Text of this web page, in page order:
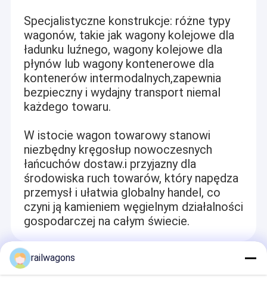
Do domu
Produkty
Specjalistyczne konstrukcje: różne typy
wagonów, takie jak wagony kolejowe dla
ładunku luźnego, wagony kolejowe dla
płynów lub wagony kontenerowe dla
kontenerów intermodalnych,zapewnia
bezpieczny i wydajny transport niemal
każdego towaru.
W istocie wagon towarowy stanowi
niezbędny kręgosłup nowoczesnych
łańcuchów dostaw.i przyjazny dla
środowiska ruch towarów, który napędza
przemysł i ułatwia globalny handel, co
czyni ją kamieniem węgielnym działalności
gospodarczej na całym świecie.
Recommended Products
prywatna firma high-tech przekształcona z fabryki pod chińskim
Ministerstwem Kolei w 2016 roku. Specjalizuje się w produkcji,
naprawie, wynajmie różnych wagonów kolejowych i dostarczaniu
klientom różnych części zamiennych do wagonów w przemyśle,
railwagons